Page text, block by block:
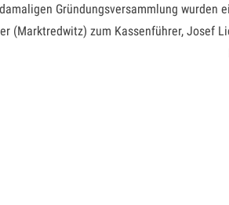
Gründungsversammlung
(Marktredwitz) zum Kassenführer, Josef